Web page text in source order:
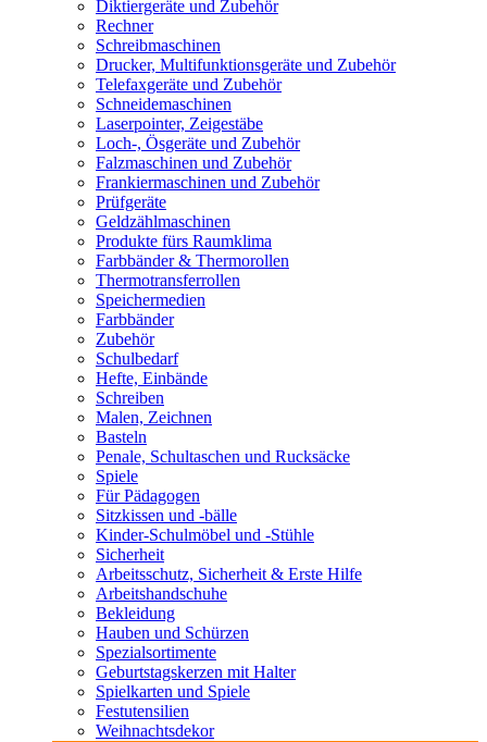
Diktiergeräte und Zubehör
Rechner
Schreibmaschinen
Drucker, Multifunktionsgeräte und Zubehör
Telefaxgeräte und Zubehör
Schneidemaschinen
Laserpointer, Zeigestäbe
Loch-, Ösgeräte und Zubehör
Falzmaschinen und Zubehör
Frankiermaschinen und Zubehör
Prüfgeräte
Geldzählmaschinen
Produkte fürs Raumklima
Farbbänder & Thermorollen
Thermotransferrollen
Speichermedien
Farbbänder
Zubehör
Schulbedarf
Hefte, Einbände
Schreiben
Malen, Zeichnen
Basteln
Penale, Schultaschen und Rucksäcke
Spiele
Für Pädagogen
Sitzkissen und -bälle
Kinder-Schulmöbel und -Stühle
Sicherheit
Arbeitsschutz, Sicherheit & Erste Hilfe
Arbeitshandschuhe
Bekleidung
Hauben und Schürzen
Spezialsortimente
Geburtstagskerzen mit Halter
Spielkarten und Spiele
Festutensilien
Weihnachtsdekor